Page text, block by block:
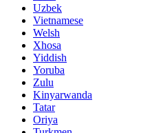
Uzbek
Vietnamese
Welsh
Xhosa
Yiddish
Yoruba
Zulu
Kinyarwanda
Tatar
Oriya